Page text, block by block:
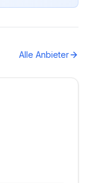
Alle Anbieter